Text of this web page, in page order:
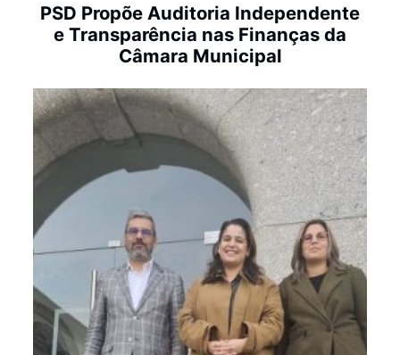
PSD Propõe Auditoria Independente
e Transparência nas Finanças da
Câmara Municipal